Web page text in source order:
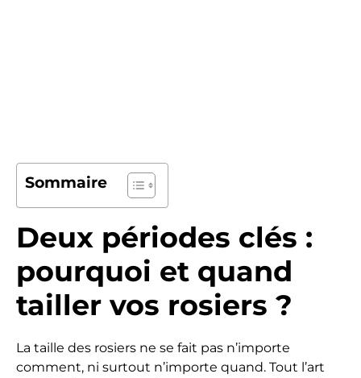
Sommaire
Deux périodes clés :
pourquoi et quand
tailler vos rosiers ?
La taille des rosiers ne se fait pas n’importe
comment, ni surtout n’importe quand. Tout l’art